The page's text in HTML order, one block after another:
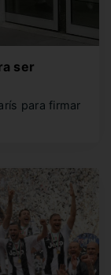
ser
para firmar